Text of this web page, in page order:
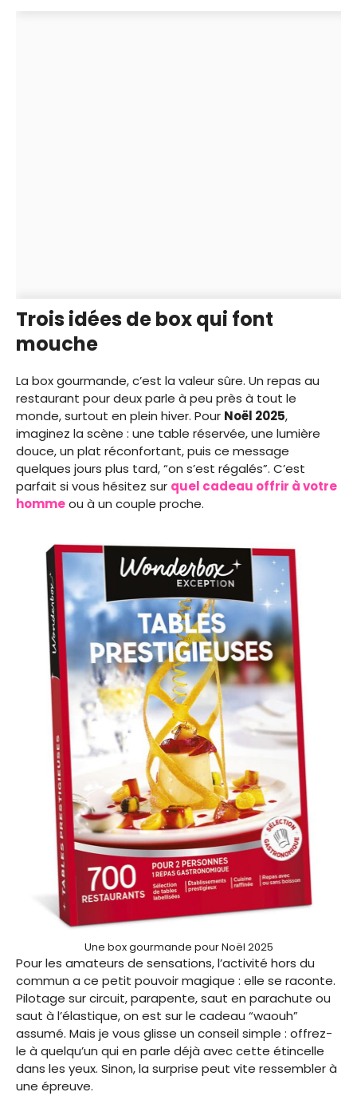
Trois idées de box qui font
mouche
La box gourmande, c’est la valeur sûre. Un repas au
restaurant pour deux parle à peu près à tout le
monde, surtout en plein hiver. Pour Noël 2025,
imaginez la scène : une table réservée, une lumière
douce, un plat réconfortant, puis ce message
quelques jours plus tard, “on s’est régalés”. C’est
parfait si vous hésitez sur quel cadeau offrir à votre
hommeou à un couple proche.
Une box gourmande pour Noël 2025
Pour les amateurs de sensations, l’activité hors du
commun a ce petit pouvoir magique : elle se raconte.
Pilotage sur circuit, parapente, saut en parachute ou
saut à l’élastique, on est sur le cadeau “waouh”
assumé. Mais je vous glisse un conseil simple : offrez-
le à quelqu’un qui en parle déjà avec cette étincelle
dans les yeux. Sinon, la surprise peut vite ressembler à
une épreuve.